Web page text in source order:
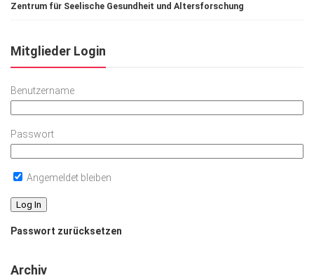
Zentrum für Seelische Gesundheit und Altersforschung
Mitglieder Login
Benutzername
Passwort
Angemeldet bleiben
Passwort zurücksetzen
Archiv